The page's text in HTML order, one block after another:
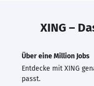
XING –
Über eine Million Jobs
Entdecke mit XING
passt.